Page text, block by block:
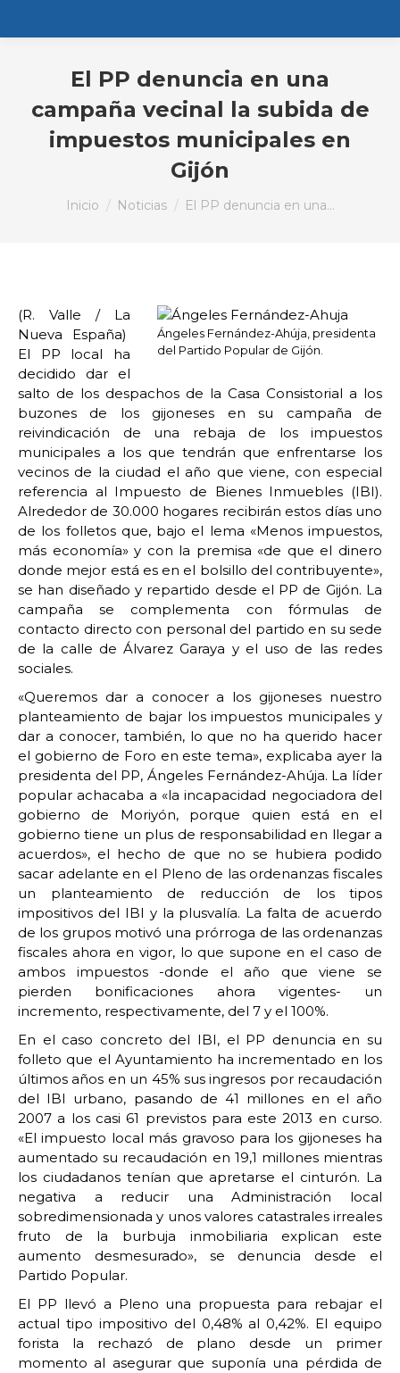
El PP denuncia en una
campaña vecinal la subida de
impuestos municipales en
Gijón
Estás aquí:
Inicio Noticias El PP denuncia en una…
Ángeles Fernández-Ahúja, presidenta
del Partido Popular de Gijón.
(R. Valle / La
Nueva España)
El PP local ha
decidido dar el
salto de los despachos de la Casa Consistorial a los
buzones de los gijoneses en su campaña de
reivindicación de una rebaja de los impuestos
municipales a los que tendrán que enfrentarse los
vecinos de la ciudad el año que viene, con especial
referencia al Impuesto de Bienes Inmuebles (IBI).
Alrededor de 30.000 hogares recibirán estos días uno
de los folletos que, bajo el lema «Menos impuestos,
más economía» y con la premisa «de que el dinero
donde mejor está es en el bolsillo del contribuyente»,
se han diseñado y repartido desde el PP de Gijón. La
campaña se complementa con fórmulas de
contacto directo con personal del partido en su sede
de la calle de Álvarez Garaya y el uso de las redes
sociales.
«Queremos dar a conocer a los gijoneses nuestro
planteamiento de bajar los impuestos municipales y
dar a conocer, también, lo que no ha querido hacer
el gobierno de Foro en este tema», explicaba ayer la
presidenta del PP, Ángeles Fernández-Ahúja. La líder
popular achacaba a «la incapacidad negociadora del
gobierno de Moriyón, porque quien está en el
gobierno tiene un plus de responsabilidad en llegar a
acuerdos», el hecho de que no se hubiera podido
sacar adelante en el Pleno de las ordenanzas fiscales
un planteamiento de reducción de los tipos
impositivos del IBI y la plusvalía. La falta de acuerdo
de los grupos motivó una prórroga de las ordenanzas
fiscales ahora en vigor, lo que supone en el caso de
ambos impuestos -donde el año que viene se
pierden bonificaciones ahora vigentes- un
incremento, respectivamente, del 7 y el 100%.
En el caso concreto del IBI, el PP denuncia en su
folleto que el Ayuntamiento ha incrementado en los
últimos años en un 45% sus ingresos por recaudación
del IBI urbano, pasando de 41 millones en el año
2007 a los casi 61 previstos para este 2013 en curso.
«El impuesto local más gravoso para los gijoneses ha
aumentado su recaudación en 19,1 millones mientras
los ciudadanos tenían que apretarse el cinturón. La
negativa a reducir una Administración local
sobredimensionada y unos valores catastrales irreales
fruto de la burbuja inmobiliaria explican este
aumento desmesurado», se denuncia desde el
Partido Popular.
El PP llevó a Pleno una propuesta para rebajar el
actual tipo impositivo del 0,48% al 0,42%. El equipo
forista la rechazó de plano desde un primer
momento al asegurar que suponía una pérdida de